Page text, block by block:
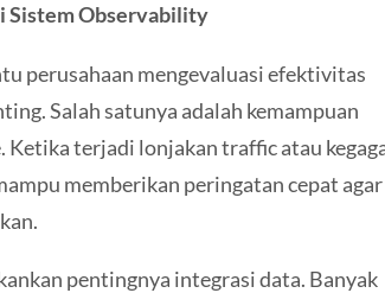
Sistem Observability
perusahaan mengevaluasi efektivitas
Salah satunya adalah kemampuan
terjadi lonjakan traffic atau
memberikan peringatan cepat
pentingnya integrasi data. Banyak